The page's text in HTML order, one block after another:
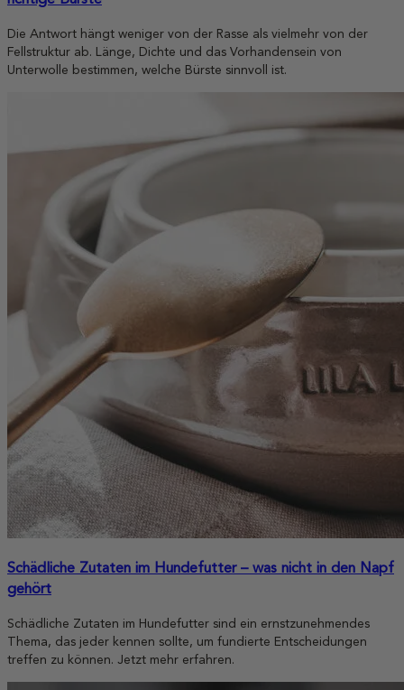
Die Antwort hängt weniger von der Rasse als vielmehr von der
Fellstruktur ab. Länge, Dichte und das Vorhandensein von
Unterwolle bestimmen, welche Bürste sinnvoll ist.
Schädliche Zutaten im Hundefutter – was nicht in den Napf
gehört
Schädliche Zutaten im Hundefutter sind ein ernstzunehmendes
Thema, das jeder kennen sollte, um fundierte Entscheidungen
treffen zu können. Jetzt mehr erfahren.